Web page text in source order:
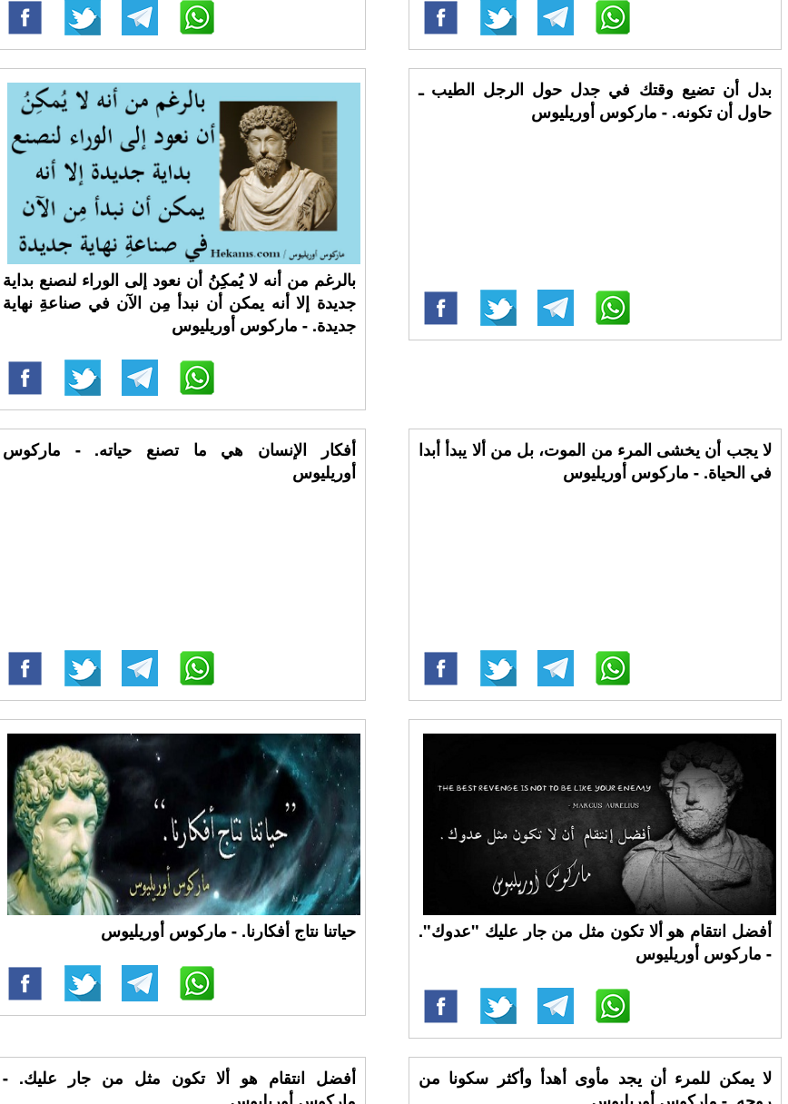
بالرغم من أنه لا يُمكِنُ أن نعود إلى الوراء لنصنع بداية
جديدة إلا أنه يمكن أن نبدأ مِن الآن في صناعةِ نهاية
جديدة. - ماركوس أوريليوس
بدل أن تضيع وقتك في جدل حول الرجل الطيب ـ
حاول أن تكونه. - ماركوس أوريليوس
أفكار الإنسان هي ما تصنع حياته. - ماركوس
أوريليوس
لا يجب أن يخشى المرء من الموت، بل من ألا يبدأ أبدا
في الحياة. - ماركوس أوريليوس
حياتنا نتاج أفكارنا. - ماركوس أوريليوس
أفضل انتقام هو ألا تكون مثل من جار عليك "عدوك".
- ماركوس أوريليوس
أفضل انتقام هو ألا تكون مثل من جار عليك. -
لا يمكن للمرء أن يجد مأوى أهدأ وأكثر سكونا من